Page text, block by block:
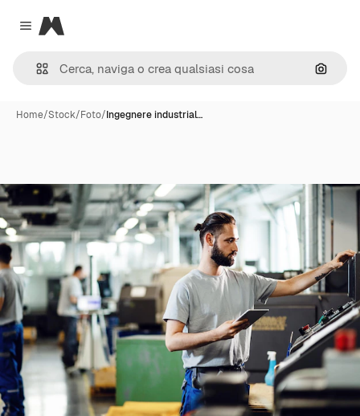
Close menu
Magnific
Cerca
Home/Stock/Foto/Ingegnere industrial…